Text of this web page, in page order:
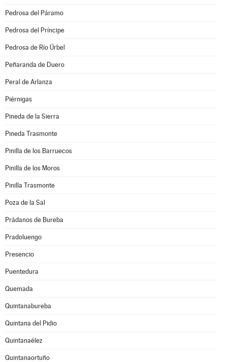
Pedrosa del Páramo
Pedrosa del Príncipe
Pedrosa de Río Úrbel
Peñaranda de Duero
Peral de Arlanza
Piérnigas
Pineda de la Sierra
Pineda Trasmonte
Pinilla de los Barruecos
Pinilla de los Moros
Pinilla Trasmonte
Poza de la Sal
Prádanos de Bureba
Pradoluengo
Presencio
Puentedura
Quemada
Quintanabureba
Quintana del Pidio
Quintanaélez
Quintanaortuño